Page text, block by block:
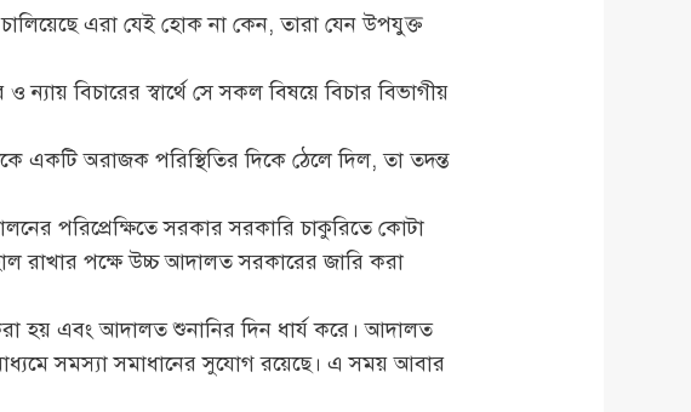
এরা যেই হোক না কেন, তারা যেন উপযুক্ত
বিচারের স্বার্থে সে সকল বিষয়ে বিচার বিভাগীয়
একটি অরাজক পরিস্থিতির দিকে ঠেলে দিল, তা তদন্ত
পরিপ্রেক্ষিতে সরকার সরকারি চাকুরিতে কোটা
রাখার পক্ষে উচ্চ আদালত সরকারের জারি করা
হয় এবং আদালত শুনানির দিন ধার্য করে। আদালত
সমস্যা সমাধানের সুযোগ রয়েছে। এ সময় আবার